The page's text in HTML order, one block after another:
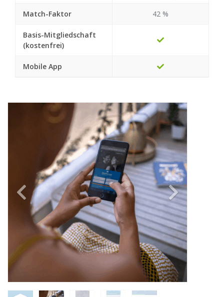
Match-Faktor 42 %
Basis-Mitgliedschaft
(kostenfrei)
Mobile App
Previous Next